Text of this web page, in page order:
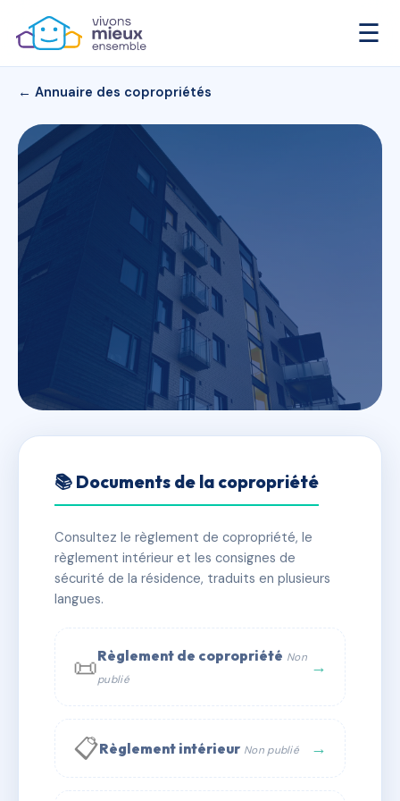
☰
← Annuaire des copropriétés
2 rue du drac
✓ Immatriculée 🏠 20 lots 🏗 3 bâtiment(s)
📞 Contacter Syndic Digital
📚 Documents de la copropriété
Consultez le règlement de copropriété, le
règlement intérieur et les consignes de
sécurité de la résidence, traduits en plusieurs
langues.
📜Règlement de copropriété Non
publié
→
📋Règlement intérieur Non publié →